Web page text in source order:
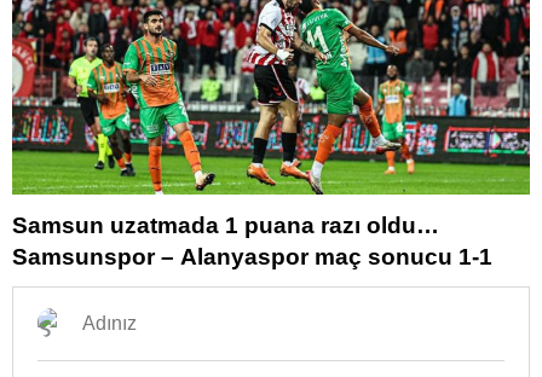
Samsun uzatmada 1 puana razı oldu…
Samsunspor – Alanyaspor maç sonucu 1-1